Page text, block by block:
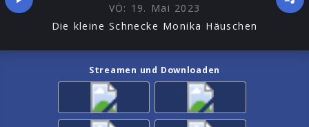
VÖ: 19. Mai 2023
Die kleine Schnecke Monika Häuschen
Streamen und Downloaden